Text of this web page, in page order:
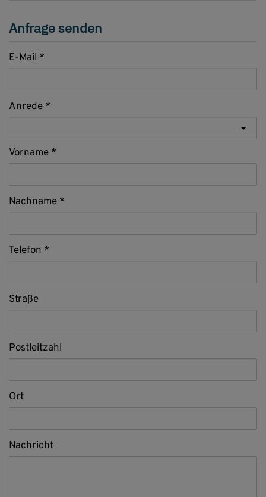
Anfrage senden
E-Mail
Anrede
Vorname
Nachname
Telefon
Straße
Postleitzahl
Ort
Nachricht